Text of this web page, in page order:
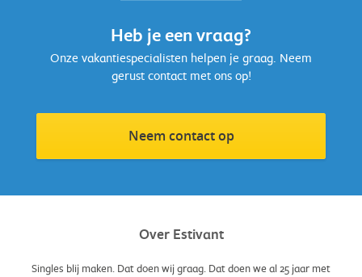
Heb je een vraag?
Onze vakantiespecialisten helpen je graag. Neem
gerust contact met ons op!
Neem contact op
Over Estivant
Singles blij maken. Dat doen wij graag. Dat doen we al 25 jaar met